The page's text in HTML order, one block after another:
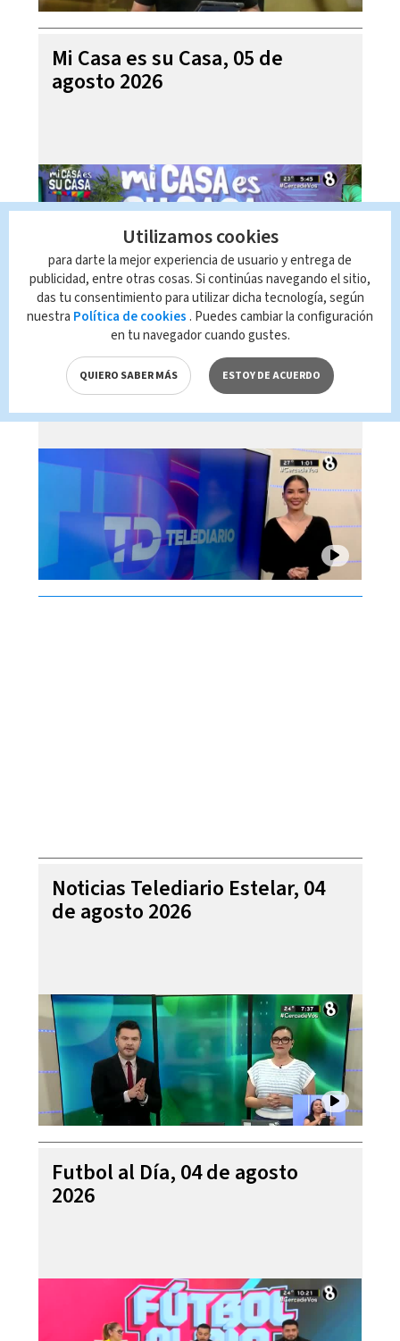
Mi Casa es su Casa, 05 de
agosto 2026
Telediario En Directo con Paula
Brenes, 05 de agosto 2026
Noticias Telediario Estelar, 04
de agosto 2026
Futbol al Día, 04 de agosto
2026
Utilizamos cookies
para darte la mejor experiencia de usuario y entrega de
publicidad, entre otras cosas. Si continúas navegando el sitio,
das tu consentimiento para utilizar dicha tecnología, según
nuestra Política de cookies . Puedes cambiar la configuración
en tu navegador cuando gustes.
QUIERO SABER MÁS ESTOY DE ACUERDO